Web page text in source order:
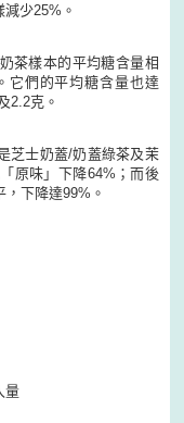
少25%。
茶樣本的平均糖含量相
它們的平均糖含量也達
2.2克。
芝士奶蓋/奶蓋綠茶及茉
原味」下降64%；而後
下降達99%。
量